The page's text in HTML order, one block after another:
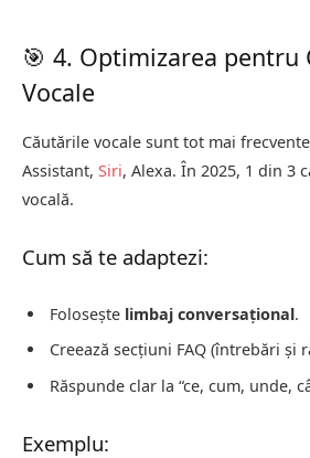
🎯 4. Optimizarea pentru
Vocale
Căutările vocale sunt tot mai
Assistant, Siri, Alexa. În 2025, 1 din 3
vocală.
Cum să te adaptezi:
Folosește limbaj conversațional.
Creează secțiuni FAQ (întrebări și
Răspunde clar la “ce, cum, unde,
Exemplu: